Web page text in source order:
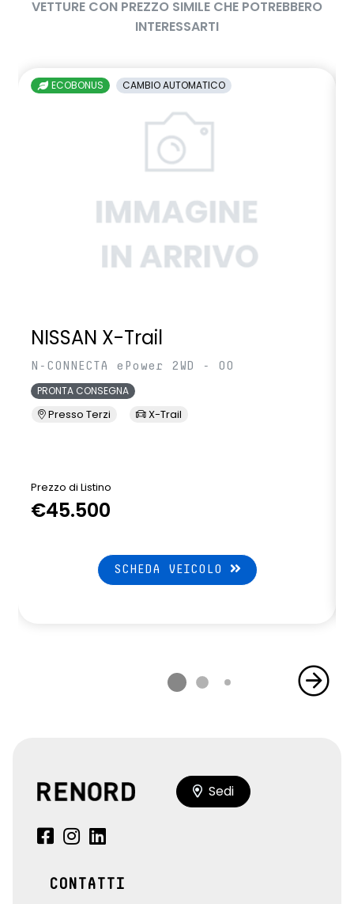
VETTURE CON PREZZO SIMILE CHE POTREBBERO
INTERESSARTI
ECOBONUS CAMBIO AUTOMATICO
NISSAN X-Trail
N-CONNECTA ePower 2WD - 00
PRONTA CONSEGNA
Presso Terzi X-Trail
Prezzo di Listino
€45.500
SCHEDA VEICOLO
Sedi
CONTATTI